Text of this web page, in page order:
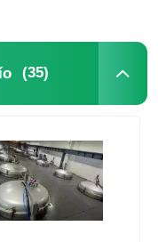
vacío
(35)